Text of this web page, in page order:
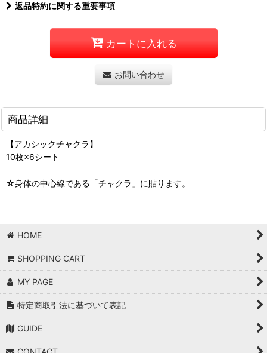
返品特約に関する重要事項
カートに入れる
お問い合わせ
商品詳細
【アカシックチャクラ】
10枚×6シート
☆身体の中心線である「チャクラ」に貼ります。
HOME
SHOPPING CART
MY PAGE
特定商取引法に基づいて表記
GUIDE